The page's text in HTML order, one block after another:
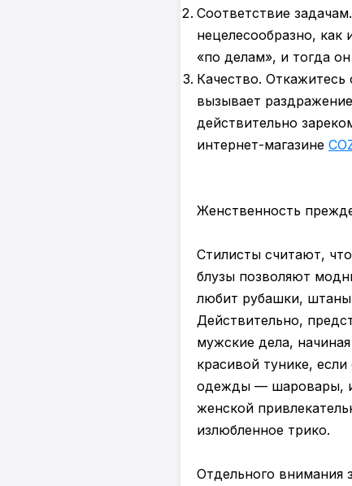
Соответствие
нецелесообразно, как
«по делам», и тогда
Качество. Откажитесь
вызывает
действительно
интернет-магазине
Женственность
Стилисты считают,
блузы позволяют
любит рубашки, штаны
Действительно,
мужские дела,
красивой тунике,
одежды — шаровары,
женской
излюбленное трико.
Отдельного внимания